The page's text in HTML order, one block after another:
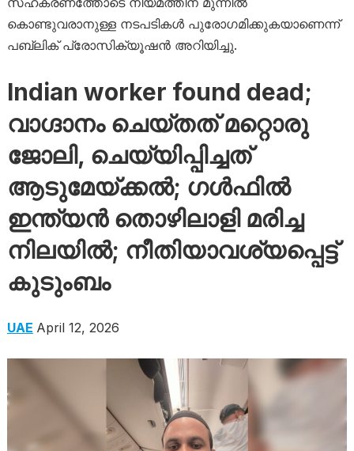
കൊണ്ടുവരാനുള്ള നടപടികൾ പുരോഗമിക്കുകയാണെന്ന്
പബ്ലിക് പ്രോസിക്യൂഷൻ അറിയിച്ചു.
Indian worker found dead;
വാഗ്ദാനം ചെയ്തത് മറ്റൊരു
ജോലി, ചെയ്യിപ്പിച്ചത്
ആടുമേയ്ക്കല്‍; ഗൾഫിൽ
ഇന്ത്യന്‍ തൊഴിലാളി മരിച്ച
നിലയില്‍; നീതിയാവശ്യപ്പെട്ട്
കുടുംബം
UAE April 12, 2026